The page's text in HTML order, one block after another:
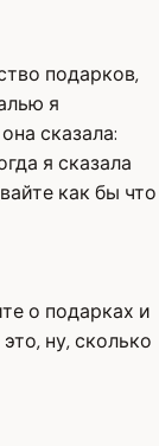
подарков,
я
сказала:
я сказала
как бы что
о подарках и
ну, сколько